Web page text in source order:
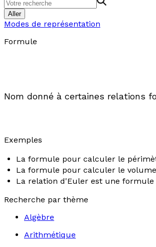
Aller
Modes de représentation
Formule
Nom donné à certaines relations
Exemples
La formule pour calculer le
La formule pour calculer le volume
La relation d'Euler est une
Recherche par thème
Algèbre
Arithmétique